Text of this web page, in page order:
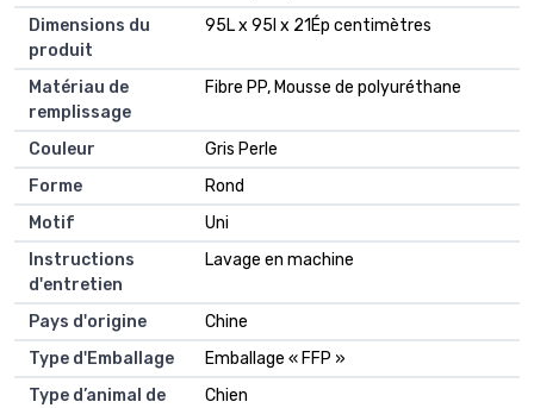
Dimensions du
produit
95L x 95l x 21Ép centimètres
Matériau de
remplissage
Fibre PP, Mousse de polyuréthane
Couleur
Gris Perle
Forme
Rond
Motif
Uni
Instructions
d'entretien
Lavage en machine
Pays d'origine
Chine
Type d'Emballage
Emballage « FFP »
Type d’animal de
Chien